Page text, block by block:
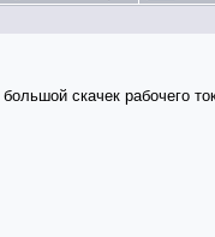
скачек рабочего